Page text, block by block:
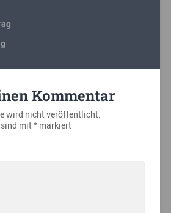
Kommentar
wird nicht veröffentlicht.
mit*markiert